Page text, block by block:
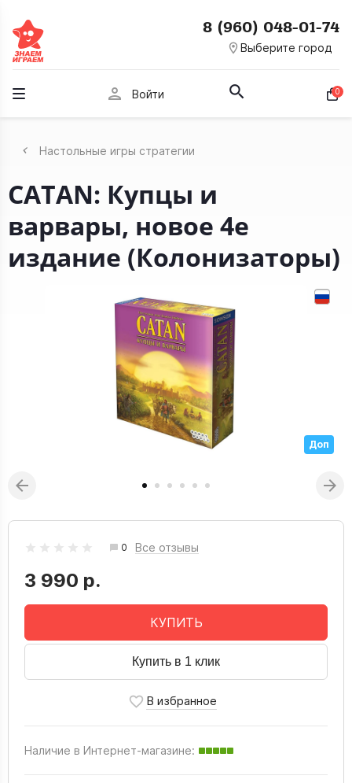
room Выберите город
8 (960) 048-01-74
person Войти 0
Настольные игры стратегии
CATAN: Купцы и
варвары, новое 4е
издание (Колонизаторы)
Доп
0 Все отзывы
3 990 р.
КУПИТЬ
Купить в 1 клик
Наличие в Интернет-магазине: